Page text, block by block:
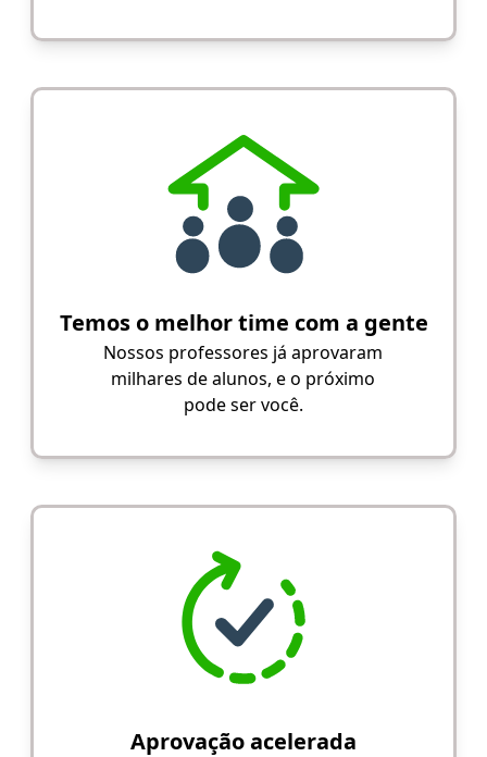
Temos o melhor time com a gente
Nossos professores já aprovaram
milhares de alunos, e o próximo
pode ser você.
Aprovação acelerada